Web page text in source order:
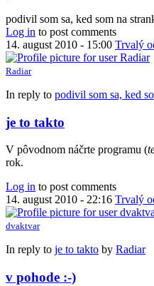
podivil som sa, ked som na
Log in to post comments
14. august 2010 - 15:00 Trvalý
Radiar
In reply to podivil som sa, ked
je to takto
V pôvodnom náčrte programu (
rok.
Log in to post comments
14. august 2010 - 22:16 Trvalý
dvaktvar
In reply to je to takto by Radiar
v pohode :-)